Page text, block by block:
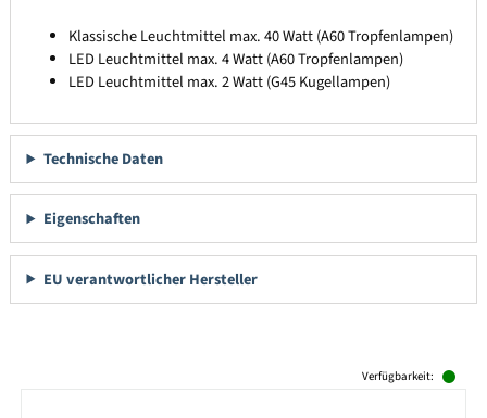
Klassische Leuchtmittel max. 40 Watt (A60 Tropfenlampen)
LED Leuchtmittel max. 4 Watt (A60 Tropfenlampen)
LED Leuchtmittel max. 2 Watt (G45 Kugellampen)
Technische Daten
Eigenschaften
EU verantwortlicher Hersteller
Verfügbarkeit: